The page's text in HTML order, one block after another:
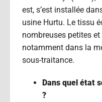
est, s’est installée
usine Hurtu. Le tissu
nombreuses petites
notamment dans la
sous-traitance.
Dans quel état
?